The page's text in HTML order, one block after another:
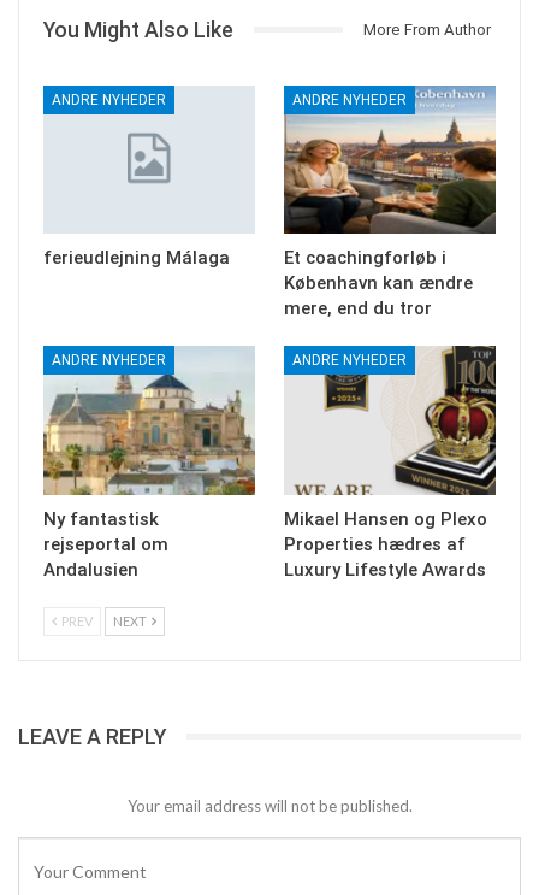
You Might Also Like More From Author
ANDRE NYHEDER
ferieudlejning Málaga
ANDRE NYHEDER
Et coachingforløb i
København kan ændre
mere, end du tror
ANDRE NYHEDER
Ny fantastisk
rejseportal om
Andalusien
ANDRE NYHEDER
Mikael Hansen og Plexo
Properties hædres af
Luxury Lifestyle Awards
PREV NEXT
LEAVE A REPLY
Your email address will not be published.